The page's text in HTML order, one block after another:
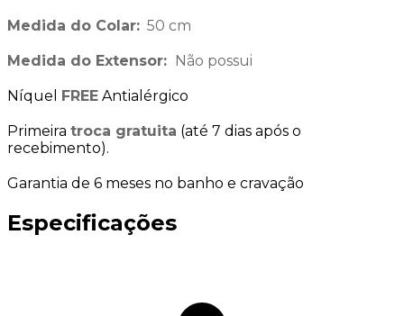
Medida do Colar: 50 cm
Medida do Extensor: Não possui
Níquel FREE Antialérgico
Primeira troca gratuita (até 7 dias após o
recebimento).
Garantia de 6 meses no banho e cravação
Especificações